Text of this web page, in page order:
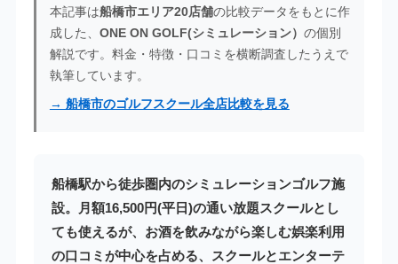
本記事は船橋市エリア20店舗の比較データをもとに作
成した、 ONE ON GOLF(シミュレーション） の個別
解説です。料金・特徴・口コミを横断調査したうえで
執筆しています。
→ 船橋市のゴルフスクール全店比較を見る
船橋駅から徒歩圏内のシミュレーションゴルフ施
設。月額16,500円(平日)の通い放題スクールとし
ても使えるが、お酒を飲みながら楽しむ娯楽利用
の口コミが中心を占める、スクールとエンターテ